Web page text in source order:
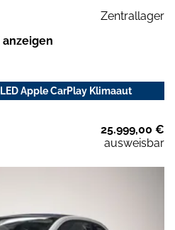
Zentrallager
anzeigen
Apple CarPlay Klimaaut
25.999,00 €
ausweisbar